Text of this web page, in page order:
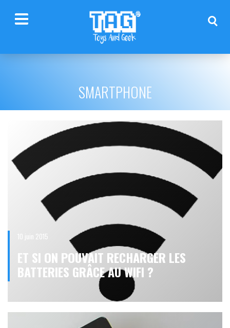
SMARTPHONE
10 juin 2015
ET SI ON POUVAIT RECHARGER LES
BATTERIES GRÂCE AU WIFI ?